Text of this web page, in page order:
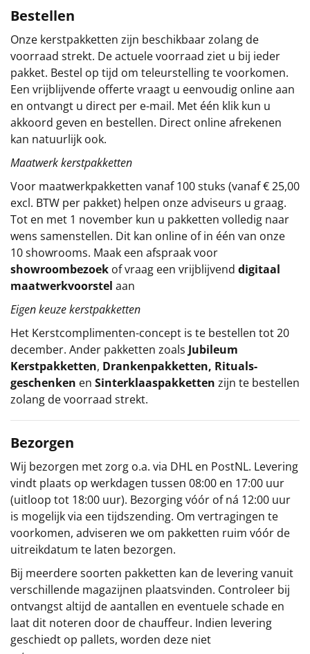
Doe het zelf
Sinterklaaspakketten
Particulier
Kerstgeschenken 2026
Relatiegeschenken
Cadeaubon
Per stuk
Alle overige
Bestellen
Onze kerstpakketten zijn beschikbaar zolang de
voorraad strekt. De actuele voorraad ziet u bij ieder
pakket. Bestel op tijd om teleurstelling te voorkomen.
Een vrijblijvende offerte vraagt u eenvoudig online aan
en ontvangt u direct per e-mail. Met één klik kun u
akkoord geven en bestellen. Direct online afrekenen
kan natuurlijk ook.
Maatwerk kerstpakketten
Voor maatwerkpakketten vanaf 100 stuks (vanaf € 25,00
excl. BTW per pakket) helpen onze adviseurs u graag.
Tot en met 1 november kun u pakketten volledig naar
wens samenstellen. Dit kan online of in één van onze
10 showrooms. Maak een afspraak voor
showroombezoek of vraag een vrijblijvend digitaal
maatwerkvoorstel aan
Eigen keuze kerstpakketten
Het Kerstcomplimenten-concept is te bestellen tot 20
december. Ander pakketten zoals Jubileum
Kerstpakketten, Drankenpakketten, Rituals-
geschenken en Sinterklaaspakketten zijn te bestellen
zolang de voorraad strekt.
Bezorgen
Wij bezorgen met zorg o.a. via DHL en PostNL. Levering
vindt plaats op werkdagen tussen 08:00 en 17:00 uur
(uitloop tot 18:00 uur). Bezorging vóór of ná 12:00 uur
is mogelijk via een tijdszending. Om vertragingen te
voorkomen, adviseren we om pakketten ruim vóór de
uitreikdatum te laten bezorgen.
Bij meerdere soorten pakketten kan de levering vanuit
verschillende magazijnen plaatsvinden. Controleer bij
ontvangst altijd de aantallen en eventuele schade en
laat dit noteren door de chauffeur. Indien levering
geschiedt op pallets, worden deze niet